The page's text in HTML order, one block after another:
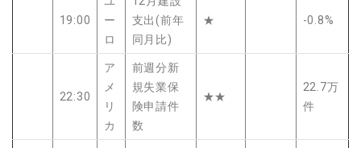
19:00
ー
ロ
支出(前年
同月比)
★ -0.8%
22:30
ア
メ
リ
カ
前週分新
規失業保
険申請件
数
★★
22.7万
件